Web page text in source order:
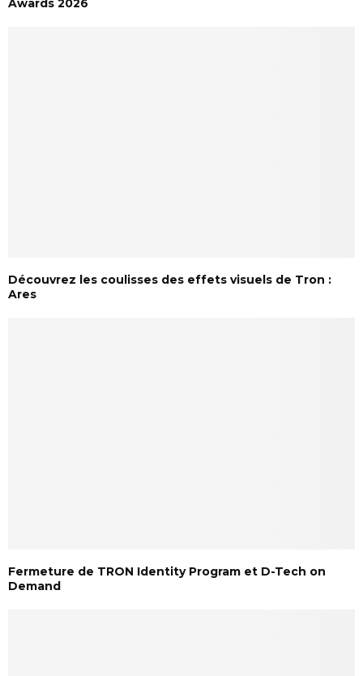
Awards 2026
Découvrez les coulisses des effets visuels de Tron :
Ares
Fermeture de TRON Identity Program et D-Tech on
Demand